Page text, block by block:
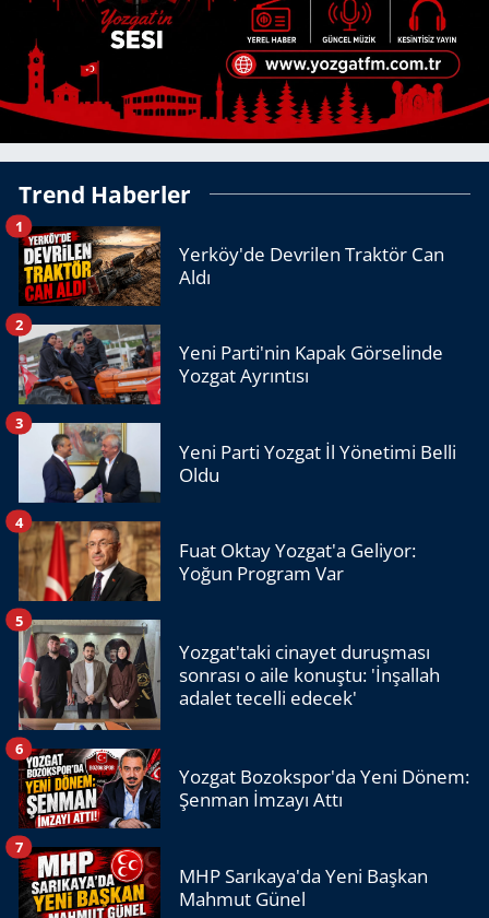
Trend Haberler
Yerköy'de Devrilen Traktör Can
Aldı
1
Yeni Parti'nin Kapak Görselinde
Yozgat Ayrıntısı
2
Yeni Parti Yozgat İl Yönetimi Belli
Oldu
3
Fuat Oktay Yozgat'a Geliyor:
Yoğun Program Var
4
Yozgat'taki cinayet duruşması
sonrası o aile konuştu: 'İnşallah
adalet tecelli edecek'
5
Yozgat Bozokspor'da Yeni Dönem:
Şenman İmzayı Attı
6
MHP Sarıkaya'da Yeni Başkan
Mahmut Günel
7